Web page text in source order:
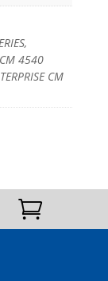
CM 4540
CM
